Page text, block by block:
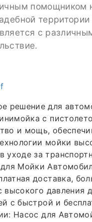
помощником
с
решение для
с
и мощь,
мойки
за
Мойки
доставка,
высокого давления
с быстрой и
Насос для